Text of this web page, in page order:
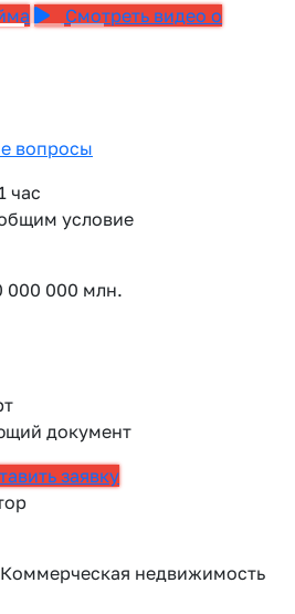
Смотреть видео о
вопросы
час
условие
000 000 млн.
документ
заявку
Коммерческая недвижимость